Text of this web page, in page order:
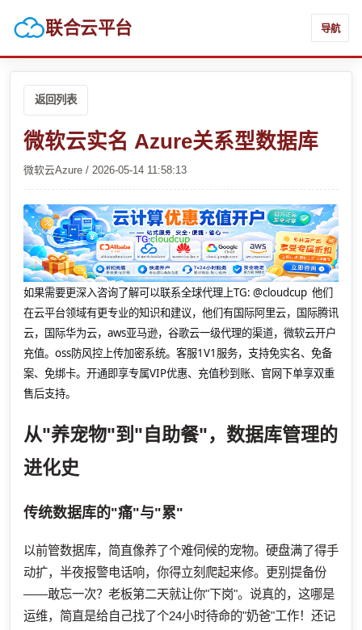
联合云平台 导航
返回列表
微软云实名 Azure关系型数据库
微软云Azure / 2026-05-14 11:58:13
如果需要更深入咨询了解可以联系全球代理上TG: @cloudcup 他们
在云平台领域有更专业的知识和建议，他们有国际阿里云，国际腾讯
云，国际华为云，aws亚马逊，谷歌云一级代理的渠道，微软云开户
充值。oss防风控上传加密系统。客服1V1服务，支持免实名、免备
案、免绑卡。开通即享专属VIP优惠、充值秒到账、官网下单享双重
售后支持。
从"养宠物"到"自助餐"，数据库管理的
进化史
传统数据库的"痛"与"累"
以前管数据库，简直像养了个难伺候的宠物。硬盘满了得手
动扩，半夜报警电话响，你得立刻爬起来修。更别提备份
——敢忘一次？老板第二天就让你"下岗"。说真的，这哪是
运维，简直是给自己找了个24小时待命的"奶爸"工作！还记